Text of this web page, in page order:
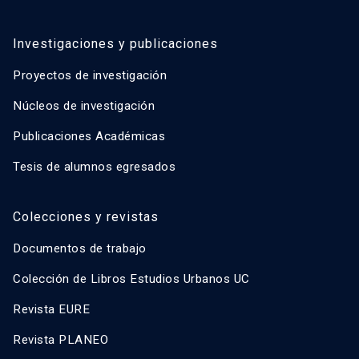
Investigaciones y publicaciones
Proyectos de investigación
Núcleos de investigación
Publicaciones Académicas
Tesis de alumnos egresados
Colecciones y revistas
Documentos de trabajo
Colección de Libros Estudios Urbanos UC
Revista EURE
Revista PLANEO